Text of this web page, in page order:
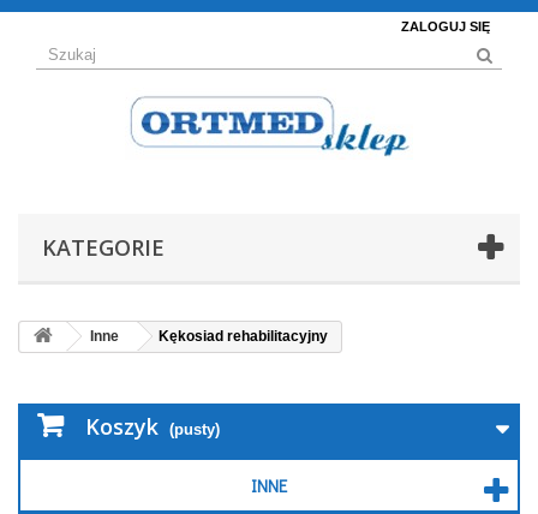
ZALOGUJ SIĘ
KATEGORIE
Inne Kękosiad rehabilitacyjny
Koszyk (pusty)
INNE